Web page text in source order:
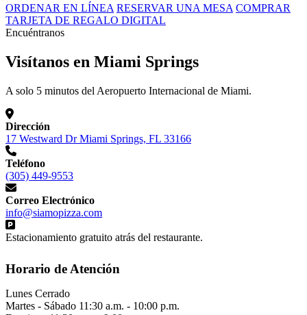
ORDENAR EN LÍNEA RESERVAR UNA MESA COMPRAR
TARJETA DE REGALO DIGITAL
Encuéntranos
Visítanos en Miami Springs
A solo 5 minutos del Aeropuerto Internacional de Miami.
Dirección
17 Westward Dr Miami Springs, FL 33166
Teléfono
(305) 449-9553
Correo Electrónico
info@siamopizza.com
Estacionamiento gratuito atrás del restaurante.
Horario de Atención
Lunes Cerrado
Martes - Sábado 11:30 a.m. - 10:00 p.m.